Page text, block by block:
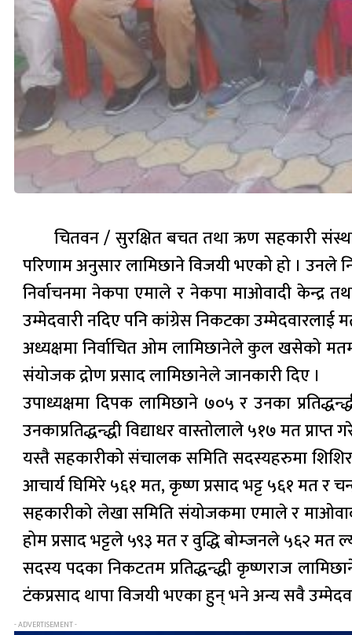
चितवन / सुरक्षित बचत तथा ऋण सहकारी
परिणाम अनुसार लामिछाने विजयी भएको हो । उनले
निर्वाचनमा नेकपा एमाले र नेकपा माओवादी केन्द्र
उम्मेदवारी नदिए पनि कांग्रेस निकटका उम्मेदवारलाई
अध्यक्षमा निर्वाचित ओम लामिछानेले कुल खसेको
संयोजक द्रोण प्रसाद लामिछानेले जानकारी दिए ।
उपाध्यक्षमा दिपक लामिछाने ७०५ र उनका
उनकाप्रतिद्धन्द्धी विद्याधर वास्तोलाले ५१७ मत
यस्तै सहकारीको संचालक समिति सदस्यहरुमा
आचार्य घिमिरे ५६१ मत, कृष्ण प्रसाद भट्ट ५६१ मत र
सहकारीको लेखा समिति संयोजकमा एमाले र
होम प्रसाद भट्टले ५९३ मत र वुद्धि बोम्जनले ५६२ मत
सदस्य पदका निकटतम प्रतिद्धन्द्धी कृष्णराज
टंकप्रसाद थापा विजयी भएका हुन् भने अन्य सवै
- ADVERTISEMENT -